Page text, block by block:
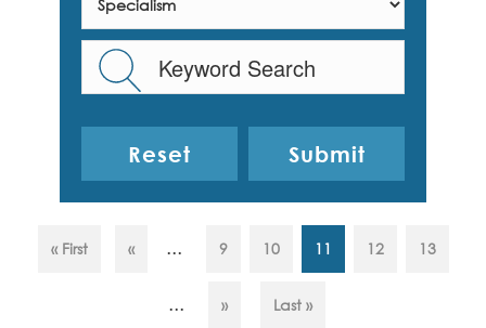
Reset
« First « ... 9 10 11 12 13
... » Last »